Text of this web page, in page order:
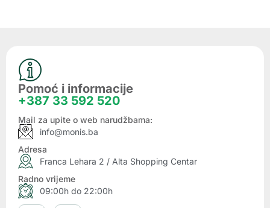
Pomoć i informacije
+387 33 592 520
Mail za upite o web narudžbama:
info@monis.ba
Adresa
Franca Lehara 2 / Alta Shopping Centar
Radno vrijeme
09:00h do 22:00h